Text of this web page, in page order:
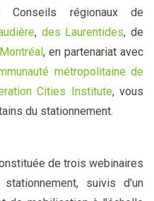
Conseils régionaux de
, des Laurentides, de
, en partenariat avec
métropolitaine de
Cities Institute, vous
du stationnement.
de trois webinaires
suivis d'un